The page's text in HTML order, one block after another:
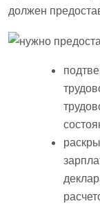
должен